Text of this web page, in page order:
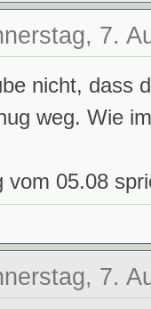
7.
nicht, dass
weg. Wie
vom 05.08
7.